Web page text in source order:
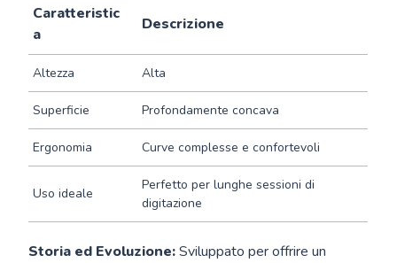
Caratteristic
a
Descrizione
Altezza Alta
Superficie Profondamente concava
Ergonomia Curve complesse e confortevoli
Uso ideale
Perfetto per lunghe sessioni di
digitazione
Storia ed Evoluzione:Sviluppato per offrire un